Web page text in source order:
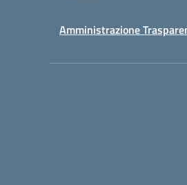
Amministrazione